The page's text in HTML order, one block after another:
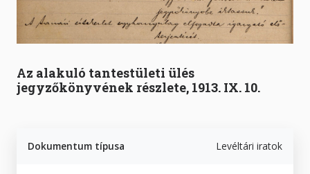
Az alakuló tantestületi ülés
jegyzőkönyvének részlete, 1913. IX. 10.
Dokumentum típusa Levéltári iratok